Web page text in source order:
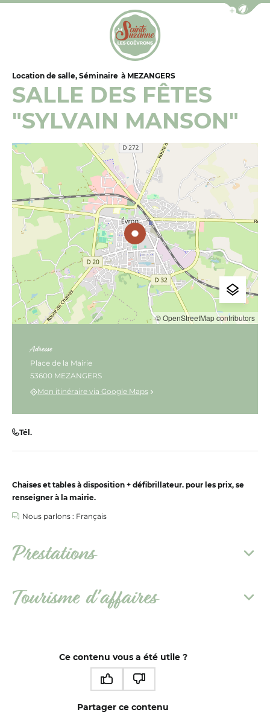
Afficher la
Location de salle, Séminaire à MEZANGERS
SALLE DES FÊTES
"SYLVAIN MANSON"
Chaises et tables à disposition + défibrillateur. pour les prix, se
renseigner à la mairie.
Nous parlons : Français
Prestations
Tourisme d'affaires
© OpenStreetMap contributors
Adresse
Place de la Mairie
53600 MEZANGERS
Mon itinéraire via Google Maps
Tél.
Ce contenu vous a été utile ?
Partager ce contenu